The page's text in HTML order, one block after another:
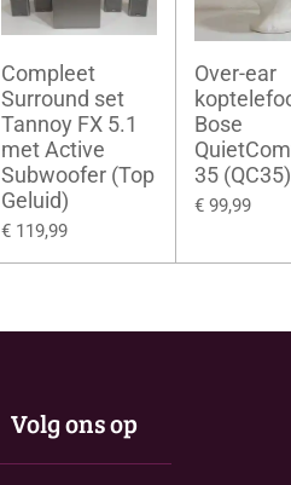
Compleet
Surround set
Tannoy FX 5.1
met Active
Subwoofer (Top
Geluid)
€ 119,99
Over-ear
Bose
35 (QC35)
€ 99,99
Volg ons op